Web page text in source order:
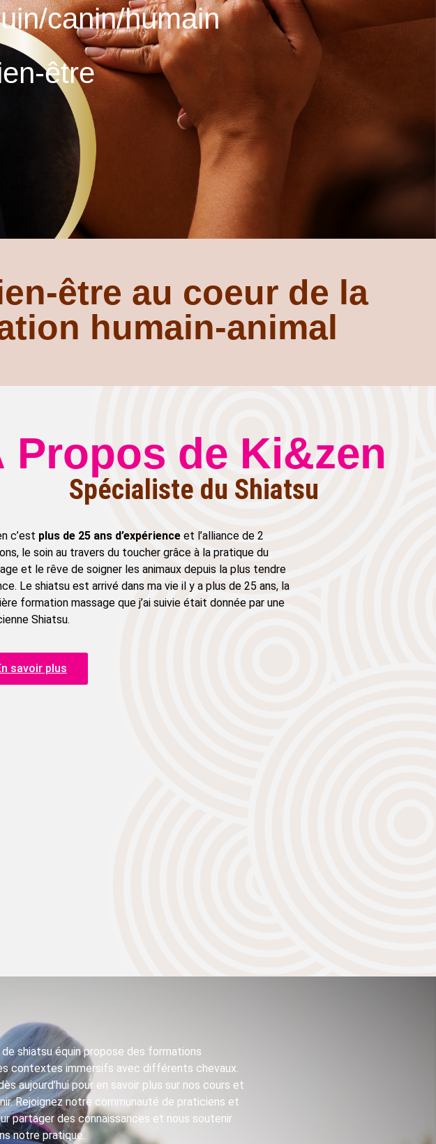
canin/humain
être
être au coeur de la
humain-animal
Propos de Ki&zen
Spécialiste du Shiatsu
c’est plus de 25 ans d’expérience et l’alliance de 2
le soin au travers du toucher grâce à la pratique du
et le rêve de soigner les animaux depuis la plus tendre
Le shiatsu est arrivé dans ma vie il y a plus de 25 ans, la
formation massage que j’ai suivie était donnée par une
Shiatsu.
savoir plus
de shiatsu équin propose des formations
contextes immersifs avec différents chevaux.
aujourd’hui pour en savoir plus sur nos cours et
Rejoignez notre communauté de praticiens et
partager des connaissances et nous soutenir
notre pratique.